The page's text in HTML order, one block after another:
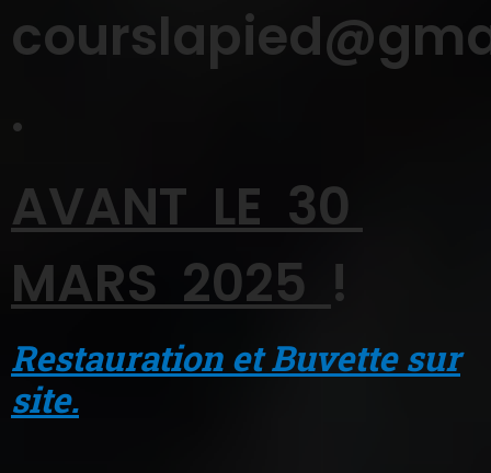
.
AVANT LE 30
MARS 2025 !
Restauration et Buvette sur
site.